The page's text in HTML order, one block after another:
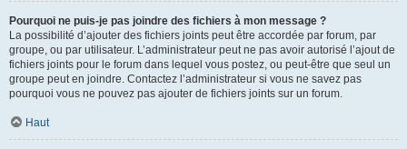
Pourquoi ne puis-je pas joindre des fichiers à mon message ?
La possibilité d’ajouter des fichiers joints peut être accordée par forum, par
groupe, ou par utilisateur. L’administrateur peut ne pas avoir autorisé l’ajout de
fichiers joints pour le forum dans lequel vous postez, ou peut-être que seul un
groupe peut en joindre. Contactez l’administrateur si vous ne savez pas
pourquoi vous ne pouvez pas ajouter de fichiers joints sur un forum.
Haut